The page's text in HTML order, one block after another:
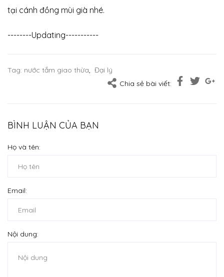
tại cánh đồng mùi già nhé.
--------Updating-----------
Tag: nước tắm giao thừa, Đại lý
Chia sẻ bài viết:
BÌNH LUẬN CỦA BẠN
Họ và tên:
Email:
Nội dung: